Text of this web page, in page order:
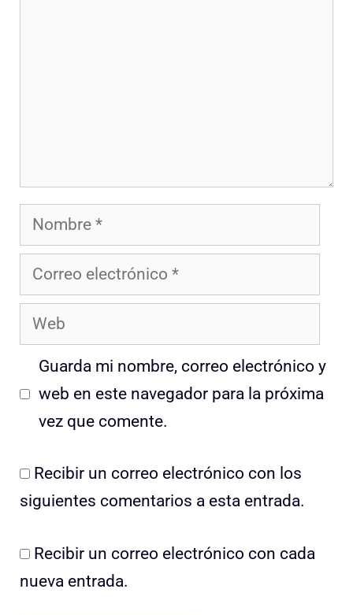
Nombre
Correo
electrónico
Web
Guarda mi nombre, correo electrónico y
web en este navegador para la próxima
vez que comente.
Recibir un correo electrónico con los
siguientes comentarios a esta entrada.
Recibir un correo electrónico con cada
nueva entrada.